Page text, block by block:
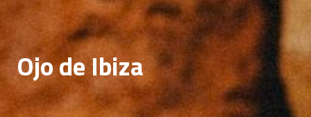
Ojo de Ibiza